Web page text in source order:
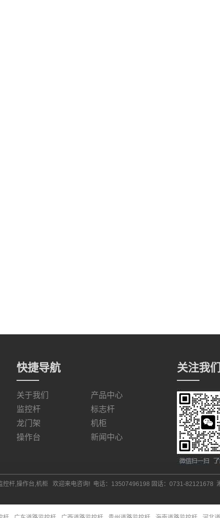
快捷导航
关于我们
产品中心
监控杆
标志杆
龙门架
机柜
操作台
新闻中心
关注我们
控杆,操作台,机柜
欢迎来电咨询! 电话：13507496198 固话：0731-82121678